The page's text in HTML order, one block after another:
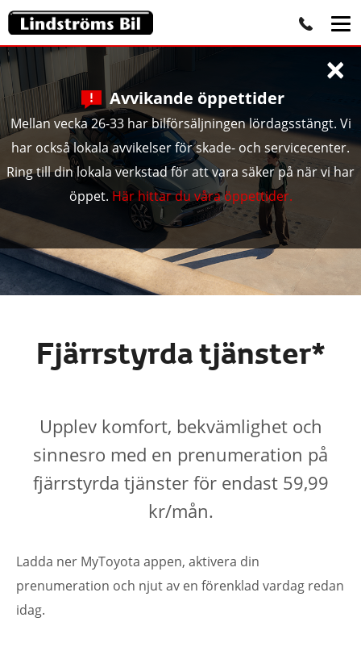
Avvikande öppettider
Mellan vecka 26-33 har bilförsäljningen lördagsstängt. Vi
har också lokala avvikelser för skade- och servicecenter.
Ring till din lokala verkstad för att vara säker på när vi har
öppet. Här hittar du våra öppettider.
×
Fjärrstyrda tjänster*
Upplev komfort, bekvämlighet och
sinnesro med en prenumeration på
fjärrstyrda tjänster för endast 59,99
kr/mån.
Ladda ner MyToyota appen, aktivera din
prenumeration och njut av en förenklad vardag redan
idag.